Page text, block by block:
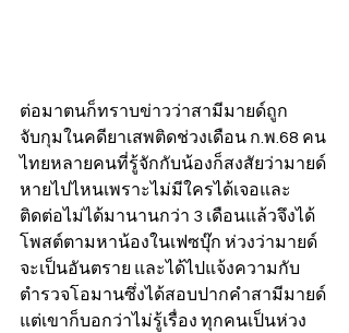
ต่อมาตนก็ทราบข่าวว่าสามีมายด์ถูก
จับกุมในคดียาเสพติดช่วงเดือน ก.พ.68 คน
ไทยหลายคนที่รู้จักกับน้องก็สงสัยว่ามายด์
หายไปไหนเพราะไม่มีใครได้เจอและ
ติดต่อไม่ได้มานานกว่า 3 เดือนแล้วจึงได้
โพสต์ตามหาน้องในเฟซบุ๊ก ห่วงว่ามายด์
จะเป็นอันตราย และได้ไปแจ้งความกับ
ตำรวจโอมานซึ่งได้สอบปากคำสามีมายด์
แต่เขาก็บอกว่าไม่รู้เรื่อง ทุกคนเป็นห่วง